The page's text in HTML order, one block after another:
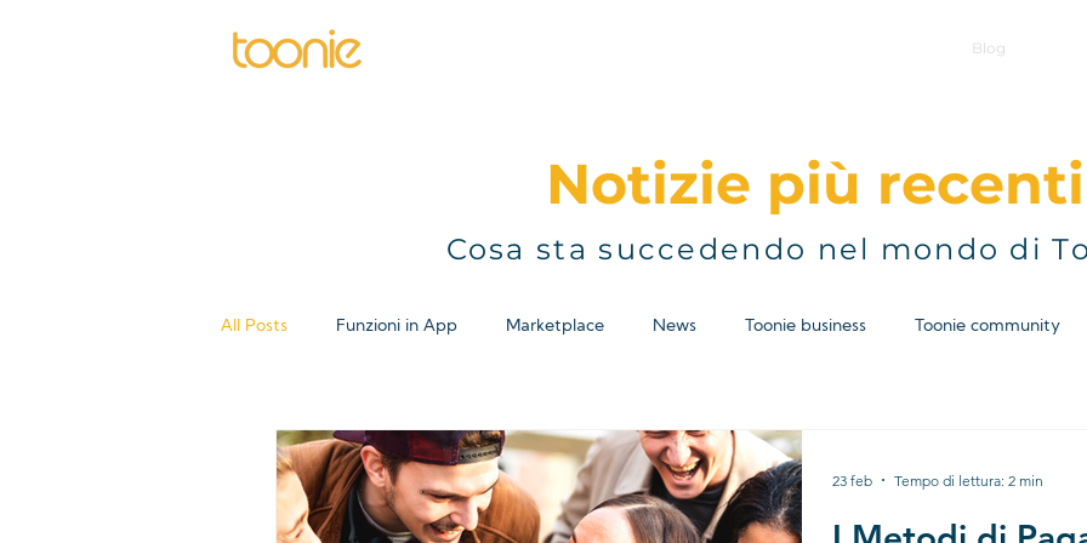
Blog
All Posts Funzioni in App Marketplace News Toonie business Toonie community
23 feb Tempo di lettura: 2 min
Notizie pi ù recenti
Cosa sta succedendo nel mondo di